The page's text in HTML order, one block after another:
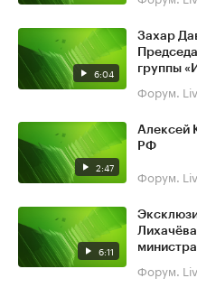
6:04
Захар
группы
Форум.
2:47
Алексей
РФ
Форум.
6:11
Форум.